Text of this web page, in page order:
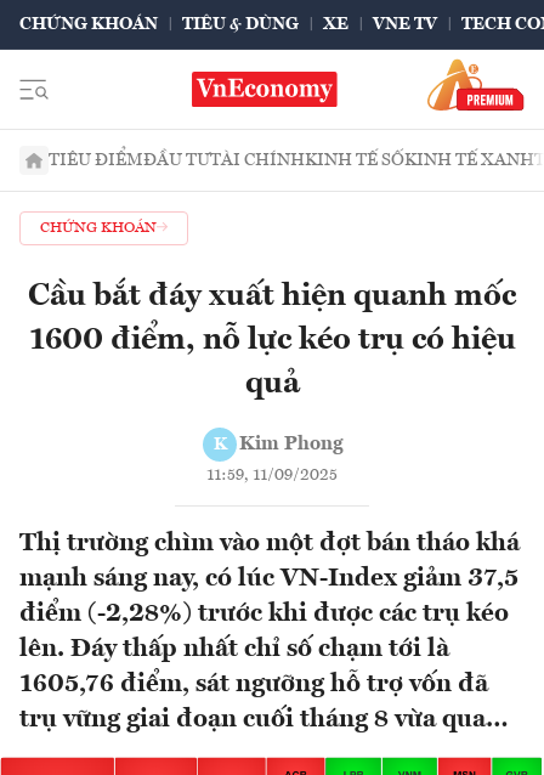
CHỨNG KHOÁN TIÊU & DÙNG XE VNE TV TECH
TIÊU ĐIỂMĐẦU TƯTÀI CHÍNHKINH TẾ SỐKINH TẾ XANH
CHỨNG KHOÁN
Cầu bắt đáy xuất hiện quanh mốc
1600 điểm, nỗ lực kéo trụ có hiệu
quả
K Kim Phong
11:59, 11/09/2025
Thị trường chìm vào một đợt bán tháo khá
mạnh sáng nay, có lúc VN-Index giảm 37,5
điểm (-2,28%) trước khi được các trụ kéo
lên. Đáy thấp nhất chỉ số chạm tới là
1605,76 điểm, sát ngưỡng hỗ trợ vốn đã
trụ vững giai đoạn cuối tháng 8 vừa qua…